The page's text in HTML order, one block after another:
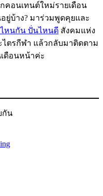
คอนเทนต์ใหม่รายเดือน
ยู่บ้าง? มาร่วมพูดคุยและ
หนกัน ปั่นไหนดี สังคมแห่ง
ไตรกีฬา แล้วกลับมาติดตาม
ดือนหน้าค่ะ
กัน